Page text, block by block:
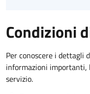
Condizioni
Per conoscere i dettagli
informazioni importanti,
servizio.